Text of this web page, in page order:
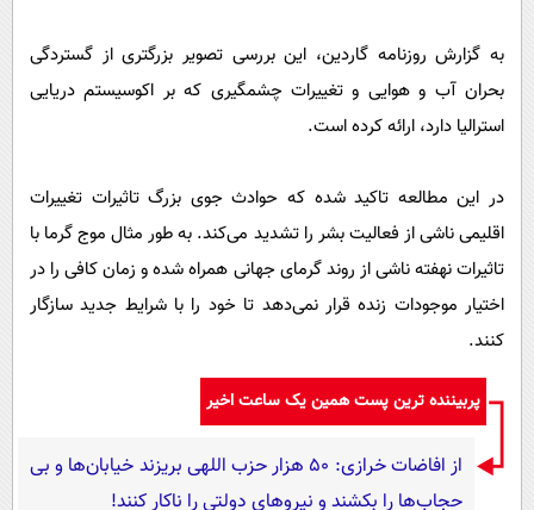
به گزارش روزنامه گاردین، این بررسی تصویر بزرگتری از گستردگی
بحران آب و هوایی و تغییرات چشمگیری که بر اکوسیستم دریایی
استرالیا دارد، ارائه کرده است.
در این مطالعه تاکید شده که حوادث جوی بزرگ تاثیرات تغییرات
اقلیمی ناشی از فعالیت بشر را تشدید می‌کند. به طور مثال موج گرما با
تاثیرات نهفته ناشی از روند گرمای جهانی همراه شده و زمان کافی را در
اختیار موجودات زنده قرار نمی‌دهد تا خود را با شرایط جدید سازگار
کنند.
پربیننده ترین پست همین یک ساعت اخیر
از افاضات خرازی: ۵۰ هزار حزب اللهی بریزند خیابان‌ها و بی
حجاب‌ها را بکشند و نیرو‌های دولتی را ناکار کنند!